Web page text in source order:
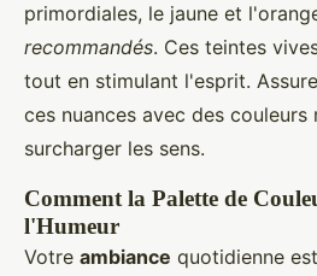
primordiales, le jaune et
recommandés. Ces teintes
tout en stimulant l'esprit.
ces nuances avec des
surcharger les sens.
Comment la Palette de
l'Humeur
Votre ambiance quotidienne